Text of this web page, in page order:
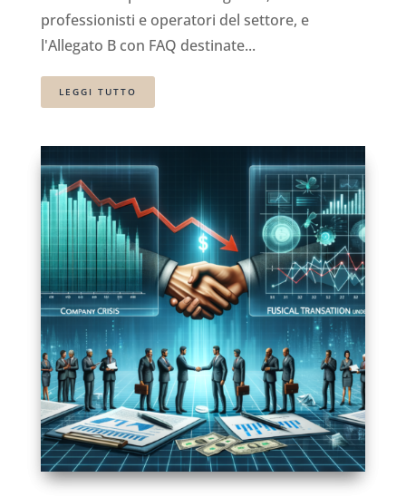
professionisti e operatori del settore, e
l'Allegato B con FAQ destinate...
LEGGI TUTTO